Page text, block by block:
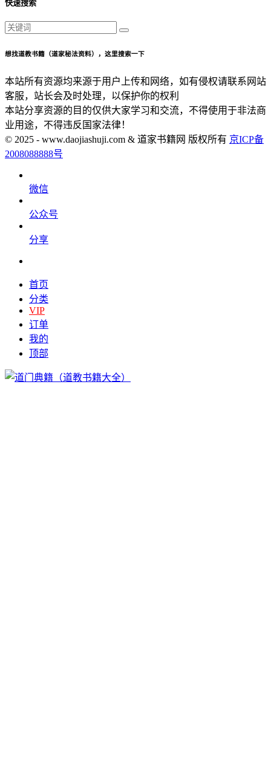
快速搜索
想找道教书籍（道家秘法资料），这里搜索一下
本站所有资源均来源于用户上传和网络，如有侵权请联系网站
客服，站长会及时处理，以保护你的权利
本站分享资源的目的仅供大家学习和交流，不得使用于非法商
业用途，不得违反国家法律！
© 2025 - www.daojiashuji.com & 道家书籍网 版权所有 京ICP备
2008088888号
微信
公众号
分享
首页
分类
VIP
订单
我的
顶部